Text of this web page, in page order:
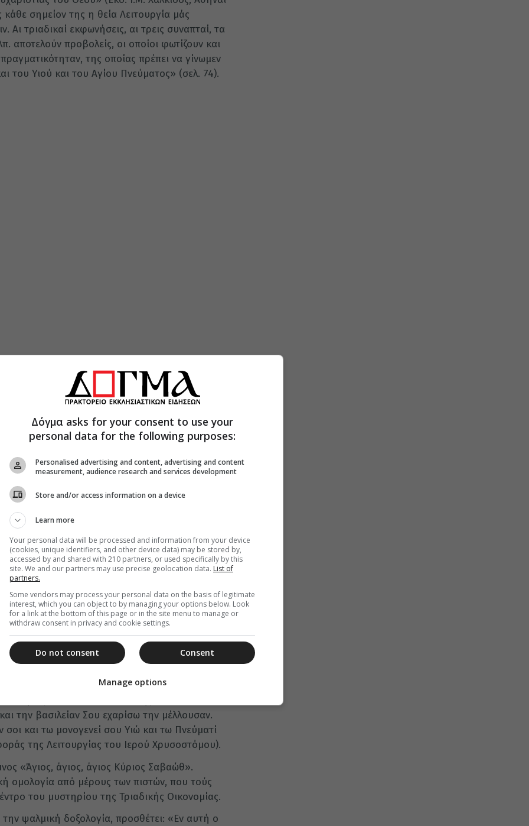
κάθε σημείον της η θεία Λειτουργία μάς
Αι τριαδικαί εκφωνήσεις, αι τρεις συναπταί, τα
αποτελούν προβολείς, οι οποίοι φωτίζουν και
της οποίας πρέπει να γίνωμεν
του Υιού και του Αγίου Πνεύματος» (σελ. 74).
ο Χερουβικός Ύμνος. Ήδη, οι κατηχούμενοι
«Σιγησάτω πάσα σαρξ βροτεία και στήτω
των βασιλευόντων και Κύριος των
και δοθήναι εις βρώσιν τοις πιστοίς».
ακόμη και σήμερα, στο Άγιον Όρος,
εκτός των μονών, σε κελλιά και καλύβες,
και δυο και τρεις φορές, ξανά και ξανά το
είχε περιέλθει σε θεία έκσταση μπροστά στο
να κινηθεί από τη θέση του, αλλά
ιλαρός και ελαφρά αλλοιωμένος στην όψη…!
όσοι αυτοθελήτως και ελευθέρως
μετ᾿ Αυτού στα Άγια των Αγίων: «Συ ει
ακατάληπτος, αεί ων, ωσαύτως ων. Συ και
το Άγιον. Συ εκ του μη όντος εις το είναι
πάλιν και ουκ απέστης πάντα ποιών
την βασιλείαν Σου εχαρίσω την μέλλουσαν.
και τω μονογενεί σου Υιώ και τω Πνεύματί
της Λειτουργίας του Ιερού Χρυσοστόμου).
«Άγιος, άγιος, άγιος Κύριος Σαβαώθ».
ομολογία από μέρους των πιστών, που τούς
του μυστηρίου της Τριαδικής Οικονομίας.
ψαλμική δοξολογία, προσθέτει: «Εν αυτή ο
Δόγμα asks for your consent to use your
personal data for the following purposes:
Personalised advertising and content, advertising and content
measurement, audience research and services development
Store and/or access information on a device
Learn more
Your personal data will be processed and information from your device
(cookies, unique identifiers, and other device data) may be stored by,
accessed by and shared with 210 partners, or used specifically by this
site. We and our partners may use precise geolocation data. List of
partners.
Some vendors may process your personal data on the basis of legitimate
interest, which you can object to by managing your options below. Look
for a link at the bottom of this page or in the site menu to manage or
withdraw consent in privacy and cookie settings.
Consent
Do not consent
Manage options